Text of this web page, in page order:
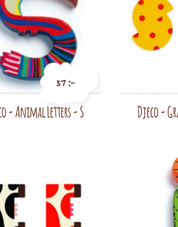
Pris
37 :-
- Animal Letters - S Djeco -